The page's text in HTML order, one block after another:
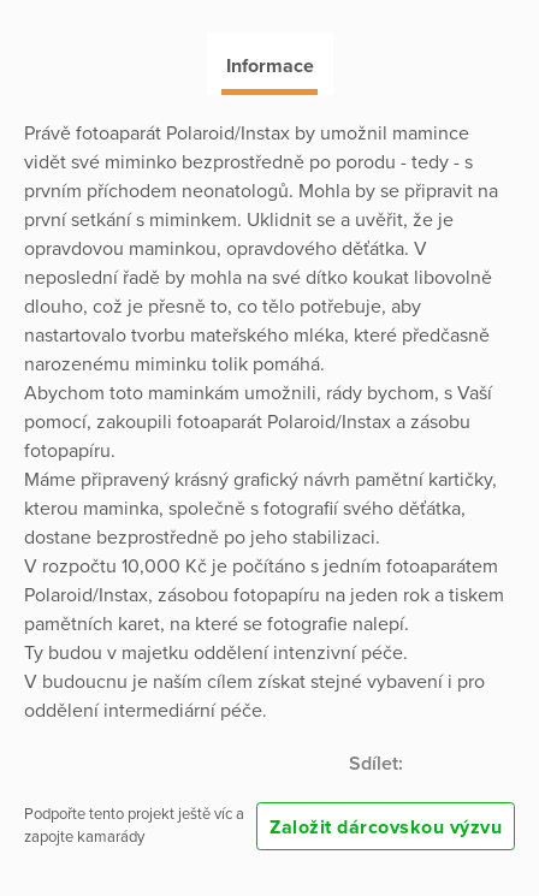
Informace
Právě fotoaparát Polaroid/Instax by umožnil mamince
vidět své miminko bezprostředně po porodu - tedy - s
prvním příchodem neonatologů. Mohla by se připravit na
první setkání s miminkem. Uklidnit se a uvěřit, že je
opravdovou maminkou, opravdového děťátka. V
neposlední řadě by mohla na své dítko koukat libovolně
dlouho, což je přesně to, co tělo potřebuje, aby
nastartovalo tvorbu mateřského mléka, které předčasně
narozenému miminku tolik pomáhá.
Abychom toto maminkám umožnili, rády bychom, s Vaší
pomocí, zakoupili fotoaparát Polaroid/Instax a zásobu
fotopapíru.
Máme připravený krásný grafický návrh pamětní kartičky,
kterou maminka, společně s fotografií svého děťátka,
dostane bezprostředně po jeho stabilizaci.
V rozpočtu 10,000 Kč je počítáno s jedním fotoaparátem
Polaroid/Instax, zásobou fotopapíru na jeden rok a tiskem
pamětních karet, na které se fotografie nalepí.
Ty budou v majetku oddělení intenzivní péče.
V budoucnu je naším cílem získat stejné vybavení i pro
oddělení intermediární péče.
Sdílet:
Podpořte tento projekt ještě víc a
zapojte kamarády
Založit dárcovskou výzvu